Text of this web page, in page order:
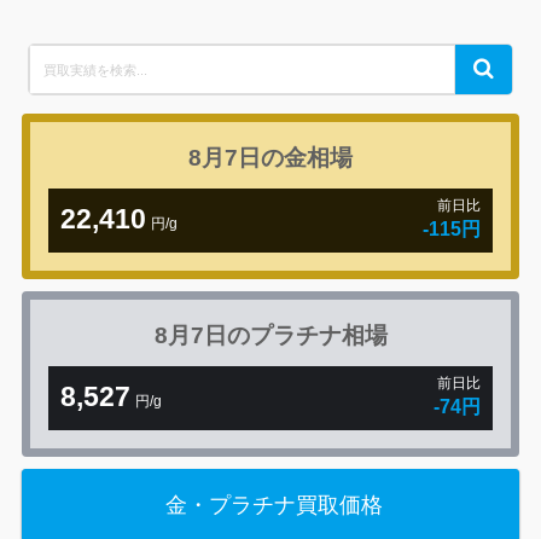
for:
Search
8月7日の金相場
22,410 円/g
前日比
-115円
8月7日のプラチナ相場
8,527 円/g
前日比
-74円
金・プラチナ買取価格